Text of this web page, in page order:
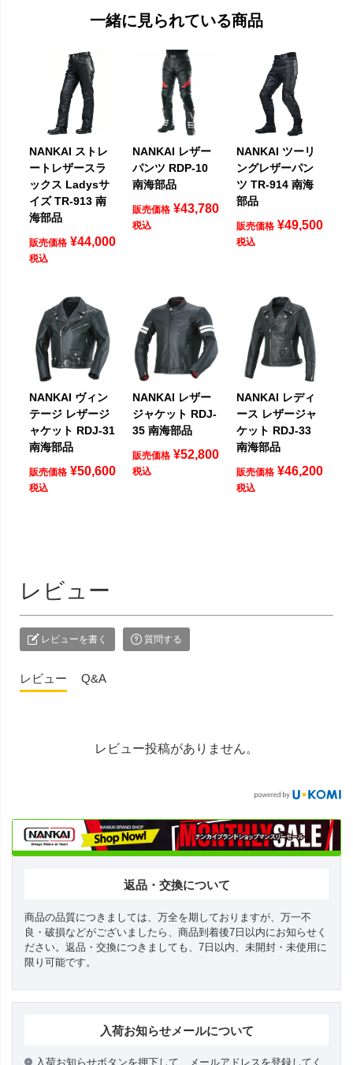
一緒に見られている商品
NANKAI ストレ
ートレザースラ
ックス Ladysサ
イズ TR-913 南
海部品
販売価格 ¥44,000
税込
NANKAI レザー
パンツ RDP-10
南海部品
販売価格 ¥43,780
税込
NANKAI ツーリ
ングレザーパン
ツ TR-914 南海
部品
販売価格 ¥49,500
税込
NANKAI ヴィン
テージ レザージ
ャケット RDJ-31
南海部品
販売価格 ¥50,600
税込
NANKAI レザー
ジャケット RDJ-
35 南海部品
販売価格 ¥52,800
税込
NANKAI レディ
ース レザージャ
ケット RDJ-33
南海部品
販売価格 ¥46,200
税込
レビュー
レビューを書く 質問する
レビュー Q&A
レビュー投稿がありません。
返品・交換について
商品の品質につきましては、万全を期しておりますが、万一不
良・破損などがございましたら、商品到着後7日以内にお知らせく
ださい。返品・交換につきましても、7日以内、未開封・未使用に
限り可能です。
入荷お知らせメールについて
入荷お知らせボタンを押下して、メールアドレスを登録してく